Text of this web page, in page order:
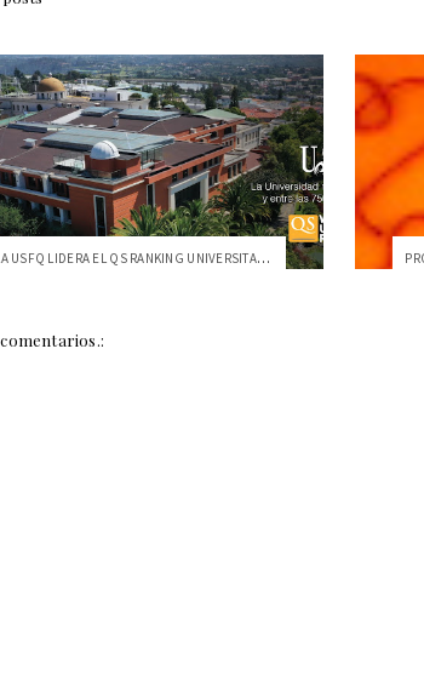
LA USFQ LIDERA EL QS RANKING UNIVERSITARIO DEL ECUADOR